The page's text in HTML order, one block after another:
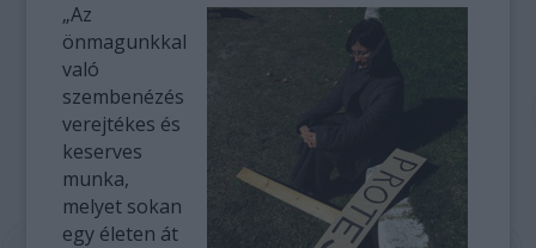
„Az
önmagunkkal
való
szembenézés
verejtékes és
keserves
munka,
melyet sokan
egy életen át